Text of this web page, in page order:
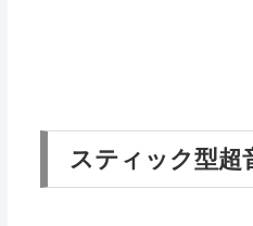
スティック型超